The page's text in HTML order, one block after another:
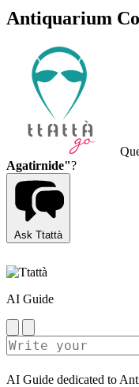
Antiquarium
Agatirnide"?
Ask Ttattà
AI Guide
AI Guide dedicated to